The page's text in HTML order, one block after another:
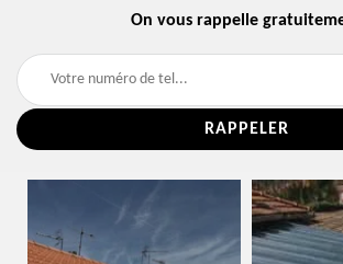
On vous rappelle